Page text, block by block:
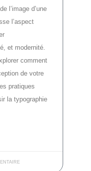
l’image d’une
l’aspect
et modernité.
comment
de votre
pratiques
la typographie